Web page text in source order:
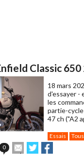
Classic
18 mars
d'essayer -
les
partie-
47 ch ("A2
Essais
0
Envoyer
cet
Partager
sur sur